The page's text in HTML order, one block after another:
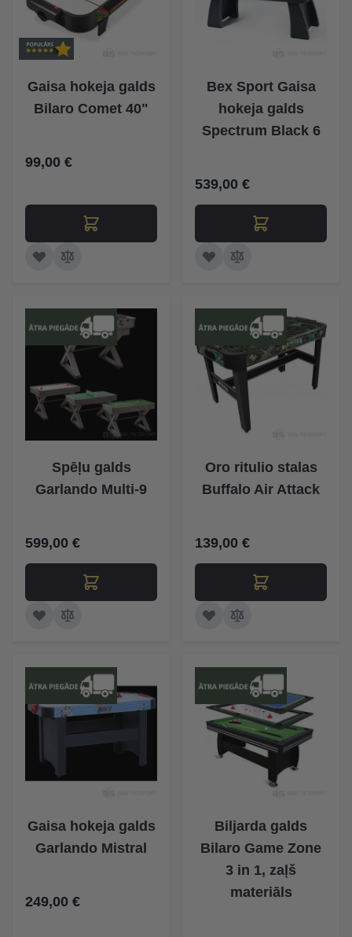
Gaisa hokeja galds
Bilaro Comet 40"
99,00 €
Bex Sport Gaisa
hokeja galds
Spectrum Black 6
539,00 €
Spēļu galds
Garlando Multi-9
599,00 €
Oro ritulio stalas
Buffalo Air Attack
139,00 €
Gaisa hokeja galds
Garlando Mistral
249,00 €
Biljarda galds
Bilaro Game Zone
3 in 1, zaļš
materiāls